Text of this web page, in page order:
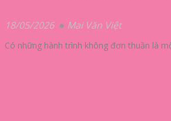
18/05/2026 Mai Văn Việt
Có những hành trình không đơn thuần là